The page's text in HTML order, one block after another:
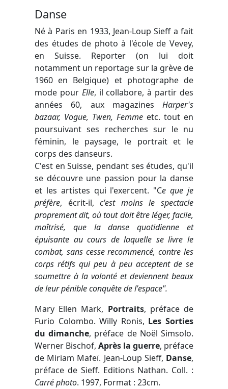
Danse
Né à Paris en 1933, Jean-Loup Sieff a fait
des études de photo à l'école de Vevey,
en Suisse. Reporter (on lui doit
notamment un reportage sur la grève de
1960 en Belgique) et photographe de
mode pour Elle, il collabore, à partir des
années 60, aux magazines Harper's
bazaar, Vogue, Twen, Femme etc. tout en
poursuivant ses recherches sur le nu
féminin, le paysage, le portrait et le
corps des danseurs.
C'est en Suisse, pendant ses études, qu'il
se découvre une passion pour la danse
et les artistes qui l'exercent. "Ce que je
préfère, écrit-il,c'est moins le spectacle
proprement dit, où tout doit être léger, facile,
maîtrisé, que la danse quotidienne et
épuisante au cours de laquelle se livre le
combat, sans cesse recommencé, contre les
corps rétifs qui peu à peu acceptent de se
soumettre à la volonté et deviennent beaux
de leur pénible conquête de l'espace".
Mary Ellen Mark, Portraits, préface de
Furio Colombo. Willy Ronis, Les Sorties
du dimanche, préface de Noël Simsolo.
Werner Bischof, Après la guerre, préface
de Miriam Mafeï. Jean-Loup Sieff, Danse,
préface de Sieff. Editions Nathan. Coll. :
Carré photo. 1997, Format : 23cm.